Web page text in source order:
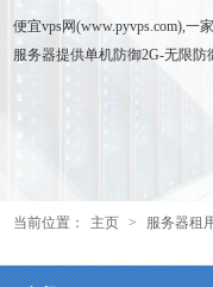
便宜vps网(www.pyvps.com),一
服务器提供单机防御2G-无限防
当前位置： 主页 > 服务器租